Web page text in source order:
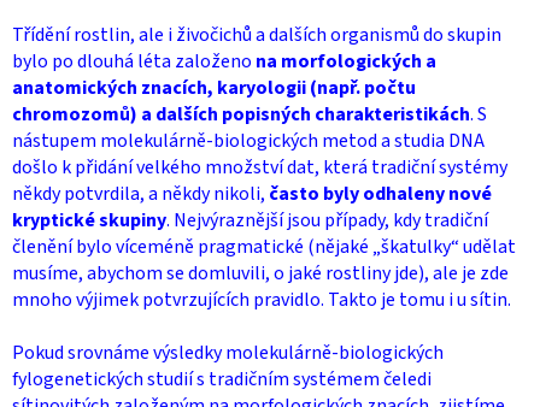
Třídění rostlin, ale i živočichů a dalších organismů do skupin
bylo po dlouhá léta založeno na morfologických a
anatomických znacích, karyologii (např. počtu
chromozomů) a dalších popisných charakteristikách. S
nástupem molekulárně-biologických metod a studia DNA
došlo k přidání velkého množství dat, která tradiční systémy
někdy potvrdila, a někdy nikoli, často byly odhaleny nové
kryptické skupiny. Nejvýraznější jsou případy, kdy tradiční
členění bylo víceméně pragmatické (nějaké „škatulky“ udělat
musíme, abychom se domluvili, o jaké rostliny jde), ale je zde
mnoho výjimek potvrzujících pravidlo. Takto je tomu i u sítin.
Pokud srovnáme výsledky molekulárně-biologických
fylogenetických studií s tradičním systémem čeledi